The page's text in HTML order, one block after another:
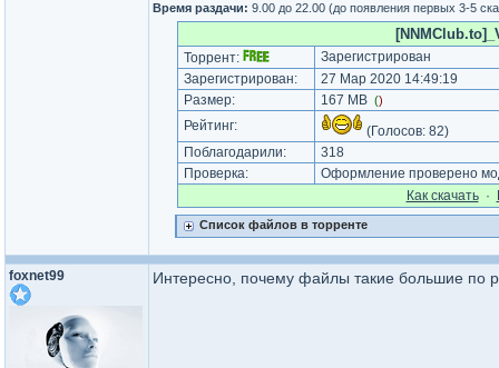
Время раздачи: 9.00 до 22.00 (до появления первых 3-5
Торрент:
Зарегистрирован
Зарегистрирован:
27 Мар 2020 14:49:19
Размер:
167 MB ()
Рейтинг: (Голосов: 82)
Поблагодарили:
318
Проверка:
Оформление проверено
Как cкачать·
Список файлов в торренте
foxnet99 Интересно, почему файлы такие большие по